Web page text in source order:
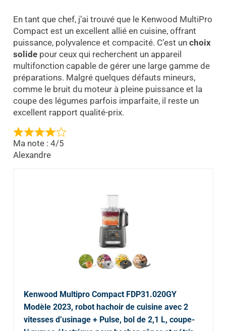
En tant que chef, j’ai trouvé que le Kenwood MultiPro
Compact est un excellent allié en cuisine, offrant
puissance, polyvalence et compacité. C’est un choix
solidepour ceux qui recherchent un appareil
multifonction capable de gérer une large gamme de
préparations. Malgré quelques défauts mineurs,
comme le bruit du moteur à pleine puissance et la
coupe des légumes parfois imparfaite, il reste un
excellent rapport qualité-prix.
Ma note : 4/5
Alexandre
Kenwood Multipro Compact FDP31.020GY
Modèle 2023, robot hachoir de cuisine avec 2
vitesses d’usinage + Pulse, bol de 2,1 L, coupe-